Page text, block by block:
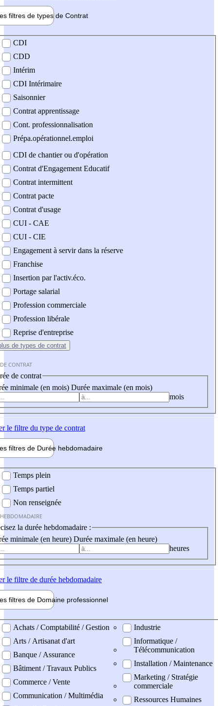
filtres de types de Contrat
contrat
CDI
CDD
Intérim
CDI Intérimaire
Saisonnier
Contrat apprentissage
Cont. professionnalisation
Prépa.opérationnel.emploi
CDI de chantier ou d'opération
Contrat d'Engagement Educatif
Contrat intermittent
Contrat pacte
Contrat d'usage
CUI - CAE
CUI - CIE
Engagement à servir dans la réserve
Franchise
Insertion par l'activ.éco.
Portage salarial
Profession commerciale
Profession libérale
Reprise d'entreprise
de types de contrat
CONTRAT
de contrat
minimale (en mois) Durée maximale (en mois)
mois
le filtre du type de contrat
filtres de Durée hebdomadaire
Temps plein
Temps partiel
Non renseignée
la durée hebdomadaire :
minimale (en heure) Durée maximale (en heure)
heures
le filtre de durée hebdomadaire
filtres de Domaine professionnel
professionel
Achats / Comptabilité / Gestion
Arts / Artisanat d'art
Banque / Assurance
Bâtiment / Travaux Publics
Commerce / Vente
Communication / Multimédia
Industrie
Informatique /
Télécommunication
Installation / Maintenance
Marketing / Stratégie
commerciale
Ressources Humaines